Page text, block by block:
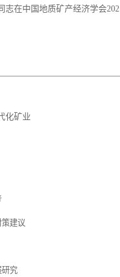
在中国地质矿产经济学会
化矿业
建议
研究